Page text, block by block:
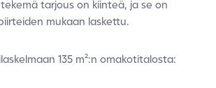
tarjous on kiinteä, ja se on
mukaan laskettu.
135 m²:n omakotitalosta: